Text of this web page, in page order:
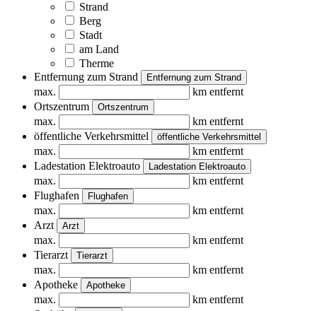
Strand
Berg
Stadt
am Land
Therme
Entfernung zum Strand
Entfernung zum Strand
max.
km entfernt
Ortszentrum
Ortszentrum
max.
km entfernt
öffentliche Verkehrsmittel
öffentliche Verkehrsmittel
max.
km entfernt
Ladestation Elektroauto
Ladestation Elektroauto
max.
km entfernt
Flughafen
Flughafen
max.
km entfernt
Arzt
Arzt
max.
km entfernt
Tierarzt
Tierarzt
max.
km entfernt
Apotheke
Apotheke
max.
km entfernt